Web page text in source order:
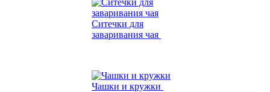
Ситечки для
заваривания чая
Чашки и кружки